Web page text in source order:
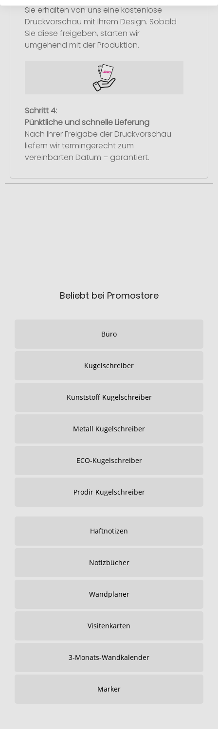
Sie erhalten von uns eine kostenlose
Druckvorschau mit Ihrem Design. Sobald
Sie diese freigeben, starten wir
umgehend mit der Produktion.
Schritt 4:
Pünktliche und schnelle Lieferung
Nach Ihrer Freigabe der Druckvorschau
liefern wir termingerecht zum
vereinbarten Datum – garantiert.
Beliebt bei Promostore
Büro
Kugelschreiber
Kunststoff Kugelschreiber
Metall Kugelschreiber
ECO-Kugelschreiber
Prodir Kugelschreiber
Haftnotizen
Notizbücher
Wandplaner
Visitenkarten
3-Monats-Wandkalender
Marker